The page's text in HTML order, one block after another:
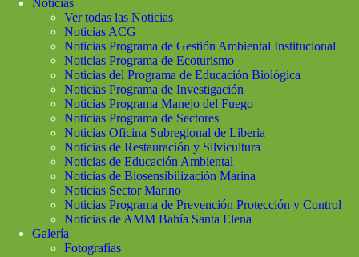
Noticias
Ver todas las Noticias
Noticias ACG
Noticias Programa de Gestión Ambiental Institucional
Noticias Programa de Ecoturismo
Noticias del Programa de Educación Biológica
Noticias Programa de Investigación
Noticias Programa Manejo del Fuego
Noticias Programa de Sectores
Noticias Oficina Subregional de Liberia
Noticias de Restauración y Silvicultura
Noticias de Educación Ambiental
Noticias de Biosensibilización Marina
Noticias Sector Marino
Noticias Programa de Prevención Protección y Control
Noticias de AMM Bahía Santa Elena
Galería
Fotografías